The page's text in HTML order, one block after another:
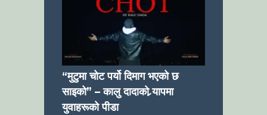
“मुटुमा चोट पर्यो दिमाग भएको छ
साइको” – कालु दादाको र्‍यापमा
युवाहरूको पीडा